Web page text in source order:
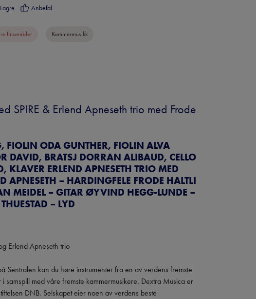
Lagre Anbefal
Ensembler Kammermusikk
SPIRE & Erlend Apneseth trio med Frode
FIOLIN ODA GUNTHER, FIOLIN ALVA
DAVID, BRATSJ DORRAN ALIBAUD, CELLO
KLAVER ERLEND APNESETH TRIO MED
APNESETH – HARDINGFELE FRODE HALTLI
MEIDEL – GITAR ØYVIND HEGG-LUNDE –
– LYD
Erlend Apneseth trio
Sentralen kan du høre instrumenter fra en av verdens fremste
samspill med våre fremste kammermusikere. Dextra Musica er
DNB. Selskapet eier noen av verdens beste